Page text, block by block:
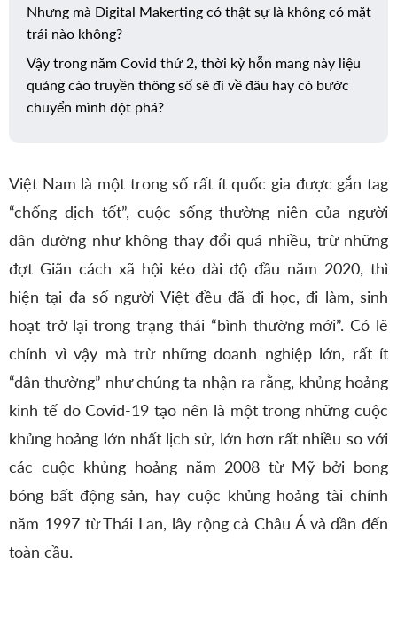
chuyển
mình?
Nhưng mà Digital Makerting có thật sự là không có mặt
trái nào không?
Vậy trong năm Covid thứ 2, thời kỳ hỗn mang này liệu
quảng cáo truyền thông số sẽ đi về đâu hay có bước
chuyển mình đột phá?
Việt Nam là một trong số rất ít quốc gia được gắn tag
“chống dịch tốt”, cuộc sống thường niên của người
dân dường như không thay đổi quá nhiều, trừ những
đợt Giãn cách xã hội kéo dài độ đầu năm 2020, thì
hiện tại đa số người Việt đều đã đi học, đi làm, sinh
hoạt trở lại trong trạng thái “bình thường mới”. Có lẽ
chính vì vậy mà trừ những doanh nghiệp lớn, rất ít
“dân thường” như chúng ta nhận ra rằng, khủng hoảng
kinh tế do Covid-19 tạo nên là một trong những cuộc
khủng hoảng lớn nhất lịch sử, lớn hơn rất nhiều so với
các cuộc khủng hoảng năm 2008 từ Mỹ bởi bong
bóng bất động sản, hay cuộc khủng hoảng tài chính
năm 1997 từ Thái Lan, lây rộng cả Châu Á và dần đến
toàn cầu.